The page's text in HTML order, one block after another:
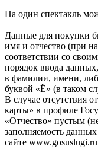
На один спектакль
Данные для покупки
имя и отчество (при
соответствии со
порядок ввода
в фамилии, имени,
буквой «Ё» (в таком
В случае отсутствия
карты» в профиле
«Отчество» пустым
заполняемость
сайте